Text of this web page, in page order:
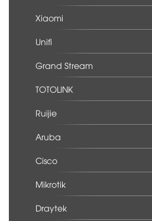
Xiaomi
Unifi
Grand Stream
TOTOLINK
Ruijie
Aruba
Cisco
Mikrotik
Draytek